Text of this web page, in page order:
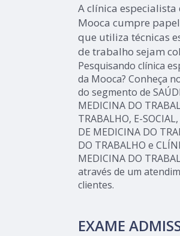
A clínica
Mooca cumpre
que utiliza técnicas
de trabalho sejam
Pesquisando clínica
da Mooca? Conheça
do segmento de
MEDICINA DO
TRABALHO, E-
DE MEDICINA DO
DO TRABALHO e
MEDICINA DO
através de um
clientes.
EXAME